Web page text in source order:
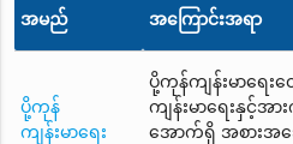
အမည် အကြောင်းအရာ
ပို့ကုန်
ကျန်းမာရေး
ပို့ကုန်ကျန်းမာရေ
ကျန်းမာရေးနှင့်အာ
အောက်ရှိ အစားအသ